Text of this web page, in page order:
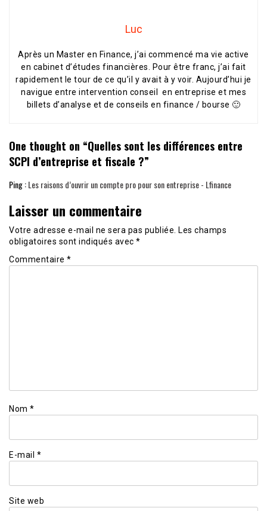
Luc
Après un Master en Finance, j’ai commencé ma vie active
en cabinet d’études financières. Pour être franc, j’ai fait
rapidement le tour de ce qu’il y avait à y voir. Aujourd’hui je
navigue entre intervention conseil en entreprise et mes
billets d’analyse et de conseils en finance / bourse 🙂
One thought on “Quelles sont les différences entre
SCPI d’entreprise et fiscale ?”
Ping :Les raisons d’ouvrir un compte pro pour son entreprise - Lfinance
Laisser un commentaire
Votre adresse e-mail ne sera pas publiée.
Les champs
obligatoires sont indiqués avec *
Commentaire *
Nom *
E-mail *
Site web